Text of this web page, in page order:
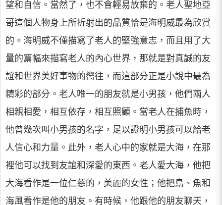
望和自信。當然了，也不會輕易放棄的。老人聖地亞
哥這個人物身上所折射出的品質恰是海明威最為欣賞
的。海明威不僅描寫了老人的堅強意志，而且用了大
量的篇幅來描寫老人的內心世界，那就是對真誠的友
誼和世界美好事物的嚮往，而這部分正是小說中最為
精彩的部分。老人唯一的朋友就是小男孩，他們兩人
相親相愛，相互依存，相互照顧。當老人在捕魚時，
他曾幾次叫小男孩的名字，足以證明小男孩可以給老
人信心和力量。此外，老人心中的家就是大海，在那
裡他可以找到友誼和深愛的東西。老人愛大海，他把
大海看作是一位仁慈的，美麗的女性；他把鳥、魚和
海風看作是他的朋友。有時候，他跟他的朋友聊天，